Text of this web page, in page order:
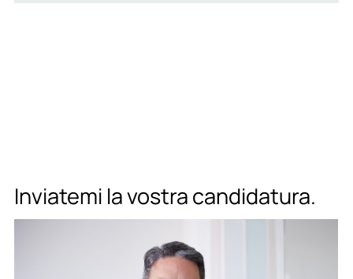
Inviatemi la vostra candidatura.